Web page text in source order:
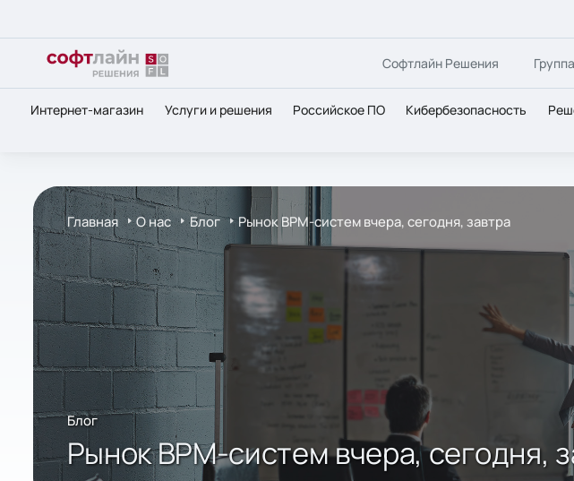
Софтлайн Решения
Интернет-магазин Услуги и решения Российское ПО Кибербезопасность
Главная О нас Блог Рынок BPM-систем вчера, сегодня, завтра
Блог
Рынок BPM-систем вчера, сегодня,